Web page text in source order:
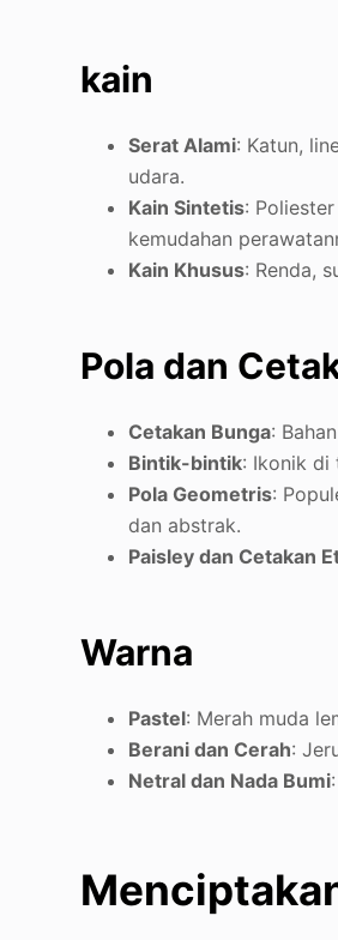
kain
Serat Alami: Katun,
udara.
Kain Sintetis:
kemudahan
Kain Khusus: Renda,
Pola dan
Cetakan Bunga:
Bintik-bintik: Ikonik di
Pola Geometris:
dan abstrak.
Paisley dan Cetakan
Warna
Pastel: Merah muda
Berani dan Cerah:
Netral dan Nada Bumi